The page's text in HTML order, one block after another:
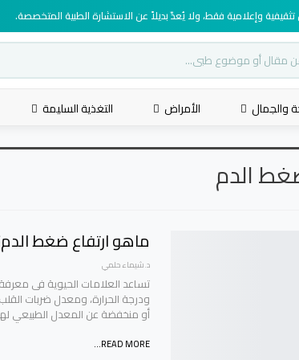
وإعلامية فقط، ولا يُعدّ بديلاً عن الاستشارة الطبية المتخصصة.
والجمال الأمراض التغذية السليمة
الدم
ماهو ارتفاع ضغط
د.شيماء حلمي
تساعد العلامات الحيوية فى
ودرجة الحرارة، ومعدل ضربات
أو منخفضة عن المعدل الطبيعي
READ MORE...